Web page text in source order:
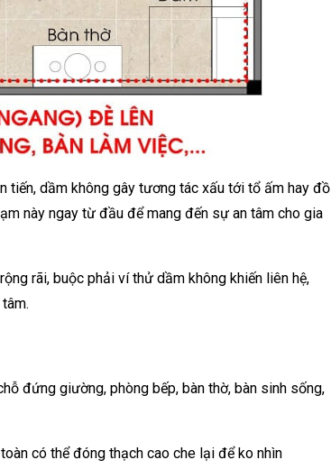
tiến, dầm không gây tương tác xấu tới tổ ấm hay đồ
này ngay từ đầu để mang đến sự an tâm cho gia
rãi, buộc phải ví thử dầm không khiến liên hệ,
đứng giường, phòng bếp, bàn thờ, bàn sinh sống,
có thể đóng thạch cao che lại để ko nhìn